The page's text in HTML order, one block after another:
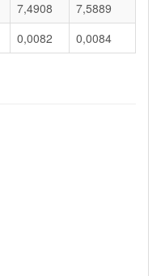
7,4908
7,5889
0,0082 0,0084